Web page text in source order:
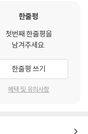
한줄평
첫번째 한줄평을
남겨주세요.
한줄평 쓰기
혜택 및 유의사항